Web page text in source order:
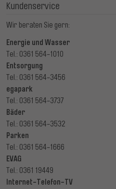
Kundenservice
Wir beraten Sie gern:
Energie und Wasser
Tel.: 0361 564-1010
Entsorgung
Tel.: 0361 564-3456
egapark
Tel.: 0361 564-3737
Bäder
Tel.: 0361 564-3532
Parken
Tel.: 0361 564-1666
EVAG
Tel.: 0361 19449
Internet-Telefon-TV